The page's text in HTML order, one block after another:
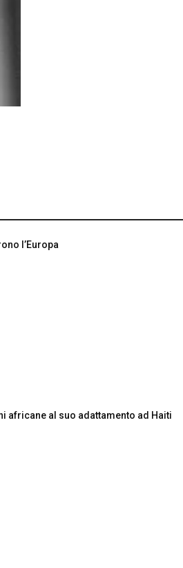
l’Europa
africane al suo adattamento ad Haiti